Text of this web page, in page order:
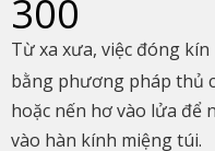
300
Từ xa xưa, việc đóng
bằng phương pháp thủ
hoặc nến hơ vào lửa để
vào hàn kính miệng túi.